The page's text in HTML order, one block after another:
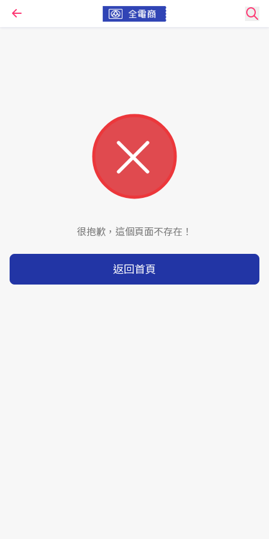
很抱歉，這個頁面不存在！
返回首頁